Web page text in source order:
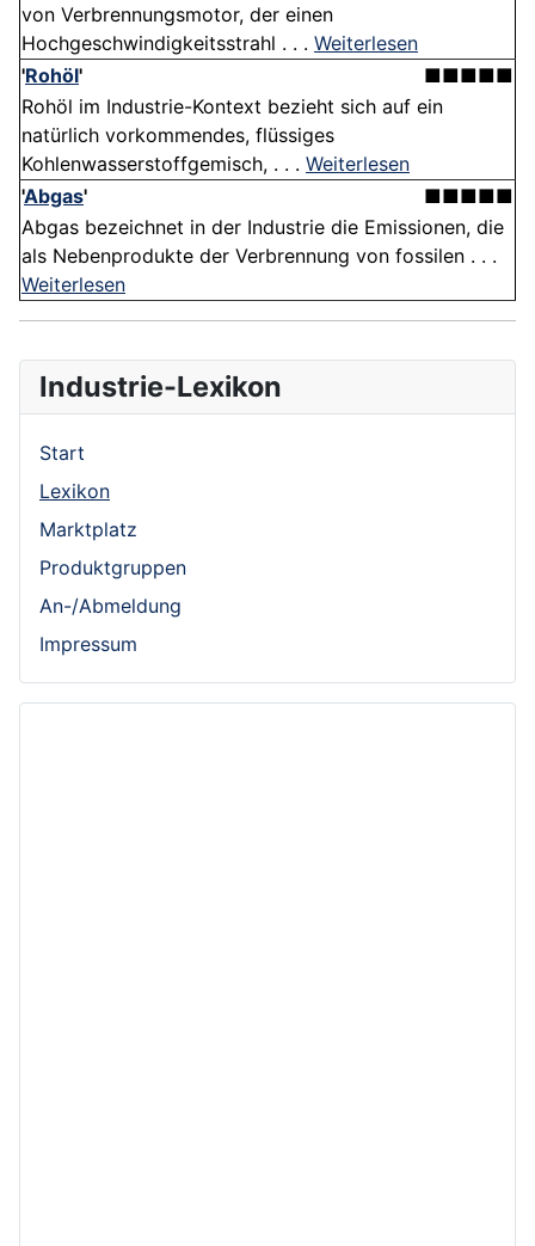
von Verbrennungsmotor, der einen
Hochgeschwindigkeitsstrahl . . . Weiterlesen
'Rohöl'
■■■■■
Rohöl im Industrie-Kontext bezieht sich auf ein
natürlich vorkommendes, flüssiges
Kohlenwasserstoffgemisch, . . . Weiterlesen
'Abgas'
■■■■■
Abgas bezeichnet in der Industrie die Emissionen, die
als Nebenprodukte der Verbrennung von fossilen . . .
Weiterlesen
Industrie-Lexikon
Start
Lexikon
Marktplatz
Produktgruppen
An-/Abmeldung
Impressum